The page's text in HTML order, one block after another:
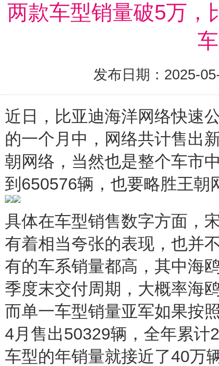
两款车型销量破5万，
发布日期：2025-
近日，比亚迪海洋网络快速
的一个月中，网络共计售出
朝网络，当然也是整个车市
到650576辆，也要略胜王朝
具体在车型销售数字方面，
有着相当夸张的表现，也并
有的车系销量都高，其中海
季度末交付周期，大概率海
而单一车型销量亚军如果按
4月售出50329辆，全年累计
车型的年销量就接近了40万